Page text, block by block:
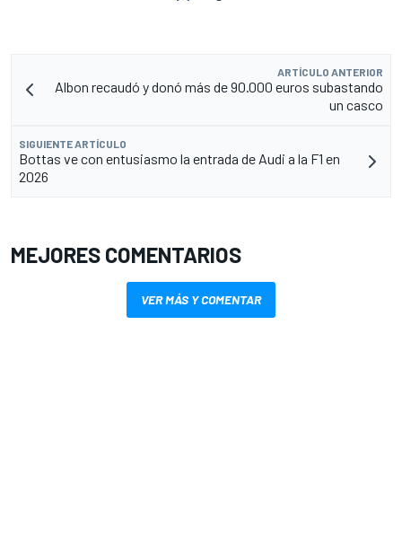
ARTÍCULO ANTERIOR
Albon recaudó y donó más de 90.000 euros subastando
un casco
SIGUIENTE ARTÍCULO
Bottas ve con entusiasmo la entrada de Audi a la F1 en
2026
MEJORES COMENTARIOS
VER MÁS Y COMENTAR